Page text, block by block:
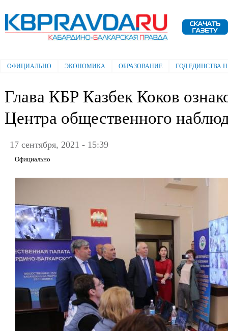
Электронная газета "Кабардино-
Балкарская правда"
Главное меню
ОФИЦИАЛЬНО ЭКОНОМИКА ОБРАЗОВАНИЕ ГОД ЕДИНСТВА
Глава КБР Казбек Коков
Центра общественного
17 сентября, 2021 - 15:39
Официально